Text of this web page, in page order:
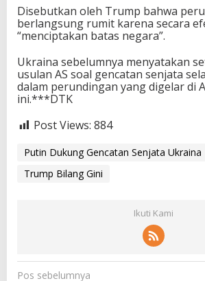
Disebutkan oleh Trump bahwa
berlangsung rumit karena secara
“menciptakan batas negara”.
Ukraina sebelumnya menyatakan
usulan AS soal gencatan senjata
dalam perundingan yang digelar di
ini.***DTK
Post Views: 884
Putin Dukung Gencatan Senjata Ukraina
Trump Bilang Gini
Ikuti Kami
N
Pos sebelumnya